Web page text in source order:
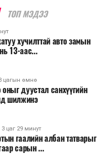
4-9 метр. 27-29 хэм
Багавтар үүлтэй.
Салхи баруун хойноос
Багавтар үүлтэй.
баруун хойноос
25-27 хэм дулаан
ТОП МЭДЭЭ
хучилттай авто замын
13-аас...
цагын өмнө
оныг дуустал санхүүгийн
шилжинэ
3 цаг 29 минут
гаалийн албан татварыг
сарын ...